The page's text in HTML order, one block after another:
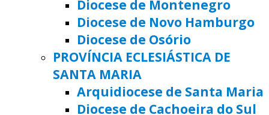
Diocese de Montenegro
Diocese de Novo Hamburgo
Diocese de Osório
PROVÍNCIA ECLESIÁSTICA DE
SANTA MARIA
Arquidiocese de Santa Maria
Diocese de Cachoeira do Sul